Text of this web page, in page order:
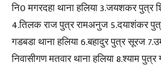
नि0 मगरदहा थाना हलिया 3.जयशकर पुत्र
4.तिलक राज पुत्र रामअनुज 5.दयाशंकर
गडबडा थाना हलिया 6.बहादुर पुत्र सूरज
निवासीगण मतवार थाना हलिया 8.श्याम